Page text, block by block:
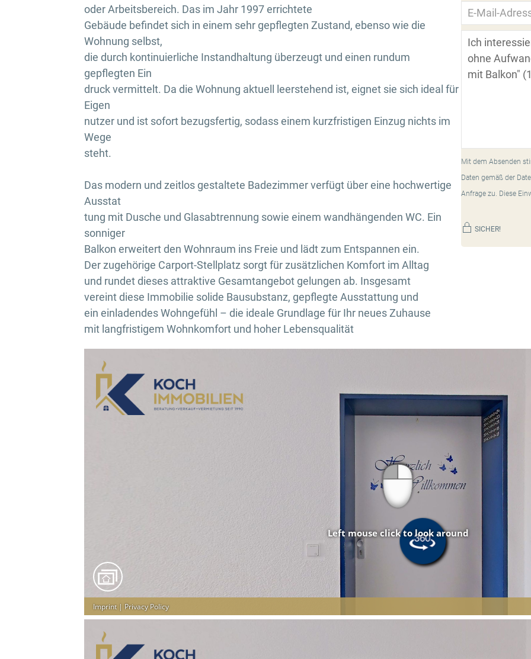
oder Arbeitsbereich. Das im Jahr 1997 errichtete
Gebäude befindet sich in einem sehr gepflegten Zustand, ebenso wie die
Wohnung selbst,
die durch kontinuierliche Instandhaltung überzeugt und einen rundum
gepflegten Ein
druck vermittelt. Da die Wohnung aktuell leerstehend ist, eignet sie sich ideal für
Eigen
nutzer und ist sofort bezugsfertig, sodass einem kurzfristigen Einzug nichts im
Wege
steht.
Das modern und zeitlos gestaltete Badezimmer verfügt über eine hochwertige
Ausstat
tung mit Dusche und Glasabtrennung sowie einem wandhängenden WC. Ein
sonniger
Balkon erweitert den Wohnraum ins Freie und lädt zum Entspannen ein.
Der zugehörige Carport-Stellplatz sorgt für zusätzlichen Komfort im Alltag
und rundet dieses attraktive Gesamtangebot gelungen ab. Insgesamt
vereint diese Immobilie solide Bausubstanz, gepflegte Ausstattung und
ein einladendes Wohngefühl – die ideale Grundlage für Ihr neues Zuhause
mit langfristigem Wohnkomfort und hoher Lebensqualität
Mit dem Absenden
Daten gemäß der
Anfrage zu. Diese
SICHER!